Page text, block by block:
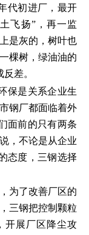
代初进厂，最开
飞扬”，再一监
是灰的，树叶也
棵树，绿油油的
差。
保是关系企业生
钢厂都面临着外
面前的只有两条
，不论是从企业
态度，三钢选择
为了改善厂区的
三钢把控制颗粒
开展厂区降尘攻